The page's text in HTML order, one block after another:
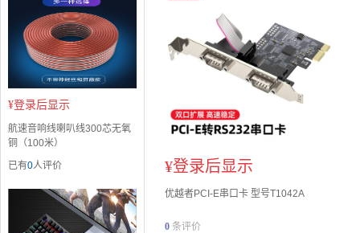
¥登录后显示
航速音响线喇叭线300芯无氧
铜（100米）
已有0人评价 ¥登录后显示
优越者PCI-E串口卡 型号T1042A
0 条评价